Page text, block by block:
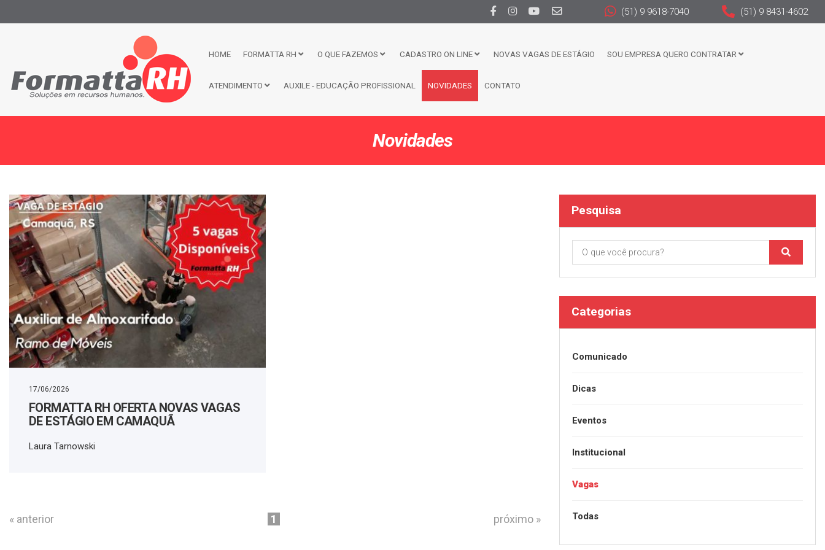
(51) 9 9618-7040 (51) 9 8431-4602
HOME FORMATTA RH O QUE FAZEMOS CADASTRO ON LINE NOVAS VAGAS DE ESTÁGIO SOU EMPRESA QUERO CONTRATAR
ATENDIMENTO AUXILE - EDUCAÇÃO PROFISSIONAL NOVIDADES CONTATO
Novidades
17/06/2026
FORMATTA RH OFERTA NOVAS VAGAS
DE ESTÁGIO EM CAMAQUÃ
Laura Tarnowski
« anterior próximo »
1
Pesquisa
Categorias
Comunicado
Dicas
Eventos
Institucional
Vagas
Todas